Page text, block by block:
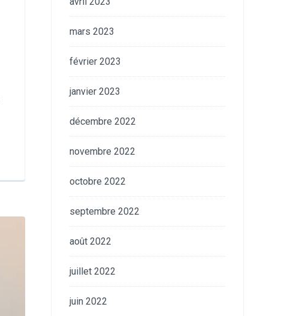
mars 2023
février 2023
janvier 2023
décembre 2022
novembre 2022
octobre 2022
septembre 2022
août 2022
juillet 2022
juin 2022